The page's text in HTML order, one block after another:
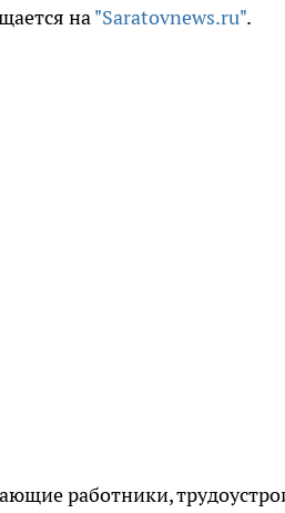
на"Saratovnews.ru".
работники,